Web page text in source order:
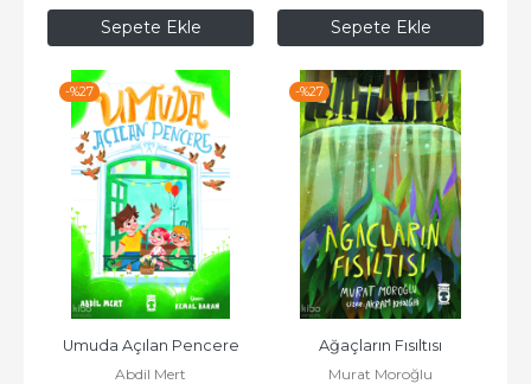
Sepete Ekle Sepete Ekle
-%27
Umuda Açılan Pencere
Abdil Mert
-%27
Ağaçların Fısıltısı
Murat Moroğlu